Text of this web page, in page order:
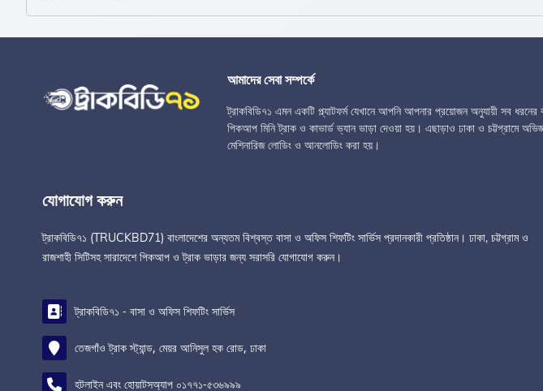
আমাদের সেবা সম্পর্কে
ট্রাকবিডি৭১ এমন একটি প্ল্যাটফর্ম যেখানে আপনি আপনার প্রয়োজন অনুযায়ী সব ধরনের
পিকআপ মিনি ট্রাক ও কাভার্ড ভ্যান ভাড়া দেওয়া হয়। এছাড়াও ঢাকা ও চট্টগ্রামে অভিজ্ঞ
মেশিনারিজ লোডিং ও আনলোডিং করা হয়।
যোগাযোগ করুন
ট্রাকবিডি৭১ (TRUCKBD71) বাংলাদেশের অন্যতম বিশ্বস্ত বাসা ও অফিস শিফটিং সার্ভিস প্রদানকারী প্রতিষ্ঠান। ঢাকা, চট্টগ্রাম ও
রাজশাহী সিটিসহ সারাদেশে পিকআপ ও ট্রাক ভাড়ার জন্য সরাসরি যোগাযোগ করুন।
ট্রাকবিডি৭১ - বাসা ও অফিস শিফটিং সার্ভিস
তেজগাঁও ট্রাক স্ট্যান্ড, মেয়র আনিসুল হক রোড, ঢাকা
হটলাইন এবং হোয়াটসঅ্যাপ ০১৭৭১-৫৩৬৯৯৯